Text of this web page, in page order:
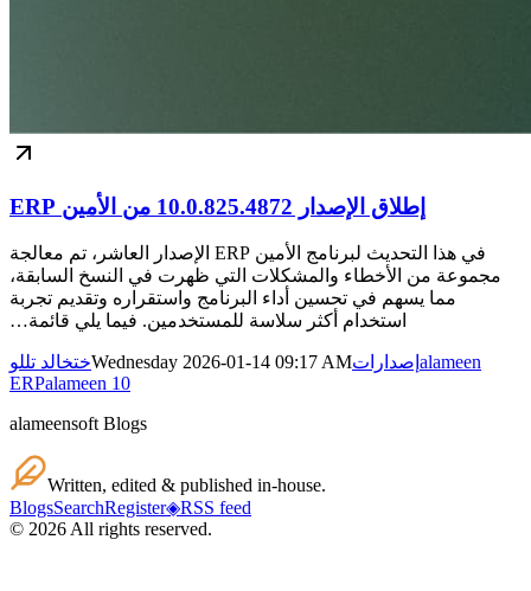
إطلاق الإصدار 10.0.825.4872 من الأمين ERP
في هذا التحديث لبرنامج الأمين ERP الإصدار العاشر، تم معالجة
مجموعة من الأخطاء والمشكلات التي ظهرت في النسخ السابقة،
مما يسهم في تحسين أداء البرنامج واستقراره وتقديم تجربة
استخدام أكثر سلاسة للمستخدمين. فيما يلي قائمة…
ختخالد تللو Wednesday 2026-01-14 09:17 AMإصدارات alameen
ERPalameen 10
alameensoft Blogs
Written, edited & published in-house.
BlogsSearchRegister◈RSS feed
© 2026 All rights reserved.